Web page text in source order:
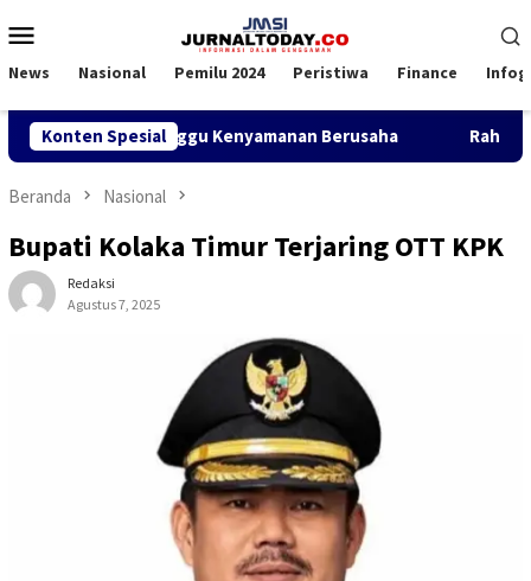
ke
Mobile
News Nasional Pemilu 2024 Peristiwa Finance
Konten Spesial
Jasa Nilai Ganggu Kenyamanan Berusaha Rahmad
Beranda Nasional
Bupati Kolaka Timur Terjaring OTT KPK
Redaksi
Agustus 7, 2025